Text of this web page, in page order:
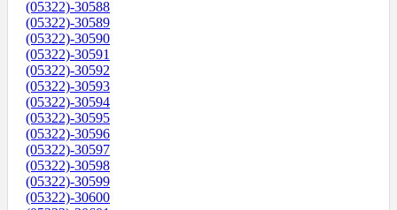
(05322)-30588
(05322)-30589
(05322)-30590
(05322)-30591
(05322)-30592
(05322)-30593
(05322)-30594
(05322)-30595
(05322)-30596
(05322)-30597
(05322)-30598
(05322)-30599
(05322)-30600